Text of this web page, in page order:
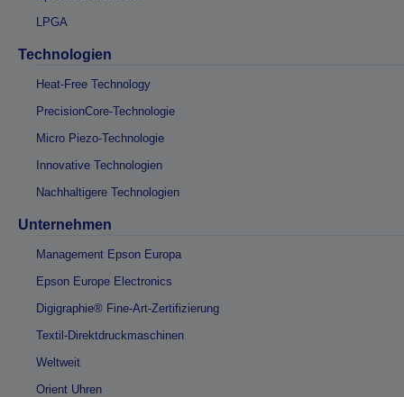
LPGA
Technologien
Heat-Free Technology
PrecisionCore-Technologie
Micro Piezo-Technologie
Innovative Technologien
Nachhaltigere Technologien
Unternehmen
Management Epson Europa
Epson Europe Electronics
Digigraphie® Fine-Art-Zertifizierung
Textil-Direktdruckmaschinen
Weltweit
Orient Uhren